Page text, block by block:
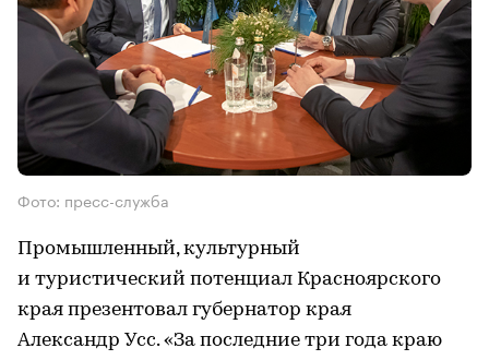
Фото: пресс-служба
Промышленный, культурный
и туристический потенциал Красноярского
края презентовал губернатор края
Александр Усс. «За последние три года краю